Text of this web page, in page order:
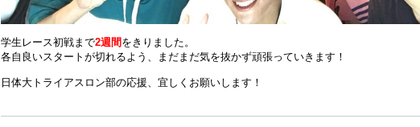
学生レース初戦まで2週間をきりました。
各自良いスタートが切れるよう、まだまだ気を抜かず頑張っていきます！
日体大トライアスロン部の応援、宜しくお願いします！